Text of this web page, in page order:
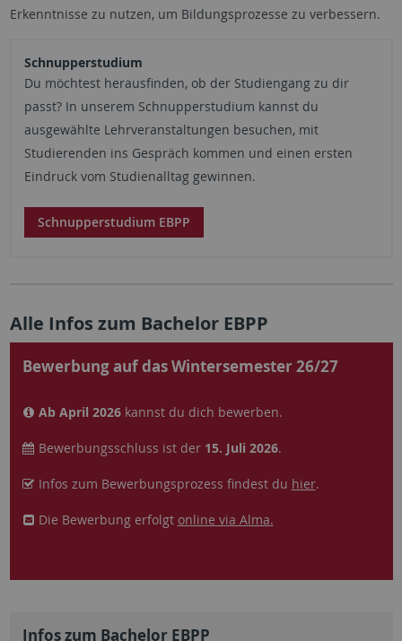
Erkenntnisse zu nutzen, um Bildungsprozesse zu verbessern.
Schnupperstudium
Du möchtest herausfinden, ob der Studiengang zu dir
passt? In unserem Schnupperstudium kannst du
ausgewählte Lehrveranstaltungen besuchen, mit
Studierenden ins Gespräch kommen und einen ersten
Eindruck vom Studienalltag gewinnen.
Schnupperstudium EBPP
Alle Infos zum Bachelor EBPP
Bewerbung auf das Wintersemester 26/27
Ab April 2026kannst du dich bewerben.
Bewerbungsschluss ist der 15. Juli 2026.
Infos zum Bewerbungsprozess findest du hier.
Die Bewerbung erfolgt online via Alma.
Infos zum Bachelor EBPP